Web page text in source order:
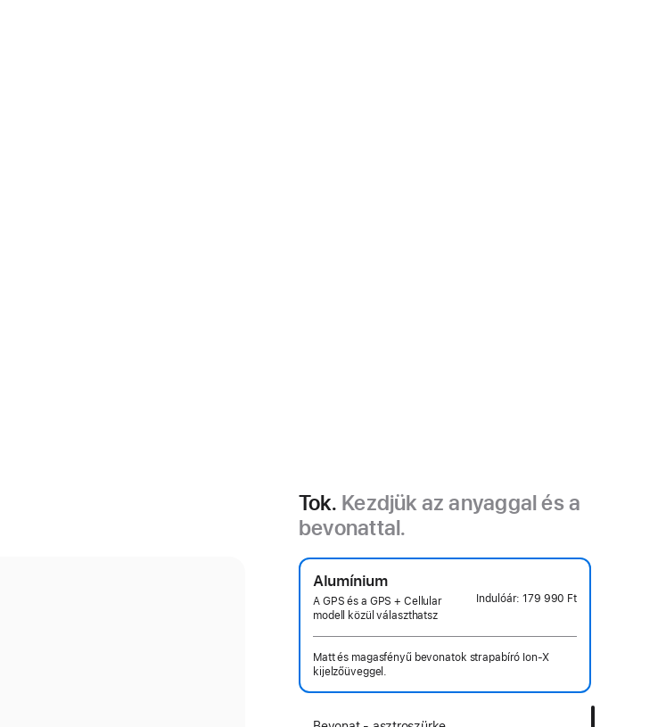
Tok. Kezdjük az anyaggal és a
bevonattal.
Alumínium
A GPS és a GPS + Cellular
modell közül választhatsz
Indulóár:179 990 Ft
Matt és magasfényű bevonatok strapabíró Ion-X
kijelzőüveggel.
Válassz